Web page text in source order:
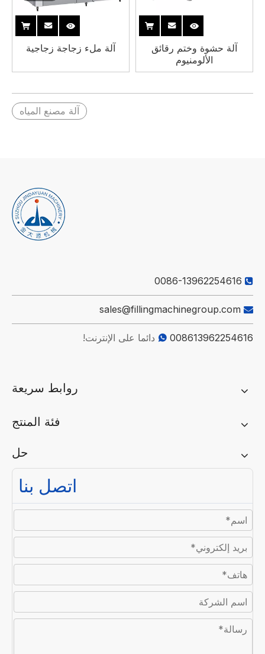
آلة حشوة وختم رقائق
الألومنيوم
آلة ملء زجاجة زجاجية
آلة مصنع المياه

0086-13962254616

sales@fillingmachinegroup.com
 008613962254616 دائما على الإنترنت!
روابط سريعة
فئة المنتج
حل
اتصل بنا